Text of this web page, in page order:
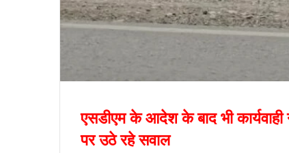
एसडीएम के आदेश के बाद भी
पर उठे रहे सवाल